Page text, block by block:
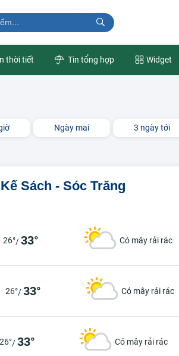
thời tiết Tin tổng hợp Widget
Ngày mai 3 ngày tới
Sách - Sóc Trăng
26°/33° Có mây rải rác
26°/33° Có mây rải rác
26°/33° Có mây rải rác